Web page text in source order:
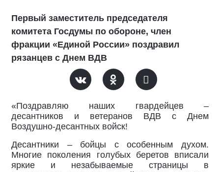
Первый заместитель председателя
комитета Госдумы по обороне, член
фракции «Единой России» поздравил
рязанцев с Днем ВДВ
«Поздравляю наших гвардейцев –
десантников и ветеранов ВДВ с Днем
Воздушно-десантных войск!
Десантники – бойцы с особенным духом.
Многие поколения голубых беретов вписали
яркие и незабываемые страницы в